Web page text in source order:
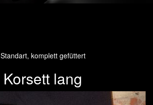
Standart, komplett gefüttert
Korsett lang
Next